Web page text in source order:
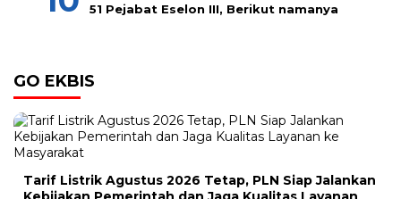
51 Pejabat Eselon III, Berikut namanya
GO EKBIS
Tarif Listrik Agustus 2026 Tetap, PLN Siap Jalankan